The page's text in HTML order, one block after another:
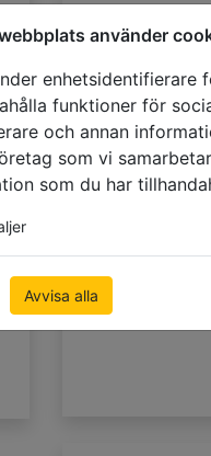
använder
enhetsidentifierare
funktioner för
och annan
som vi
som du har
Avvisa alla